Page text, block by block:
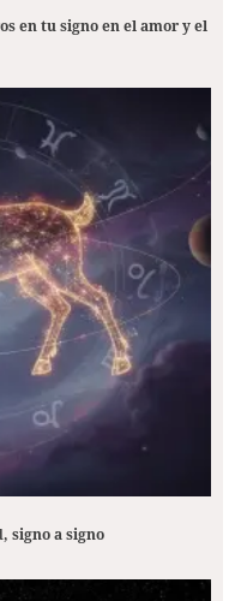
en tu signo en el amor y el
signo a signo